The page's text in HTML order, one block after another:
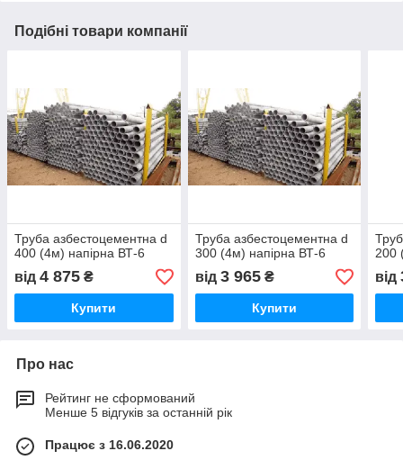
Подібні товари компанії
Труба азбестоцементна d
400 (4м) напірна ВТ-6
від 4 875 ₴
Купити
Труба азбестоцементна d
300 (4м) напірна ВТ-6
від 3 965₴
Купити
200
від
Про нас
Рейтинг не сформований
Менше 5 відгуків за останній рік
Працює з 16.06.2020